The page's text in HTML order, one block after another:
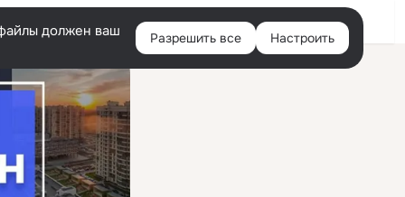
Войти
должен ваш
Разрешить все Настроить